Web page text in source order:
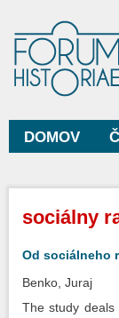
Hlavné menu
DOMOV
Nachádzate
sociálny
Od sociálneho
Benko, Juraj
The study